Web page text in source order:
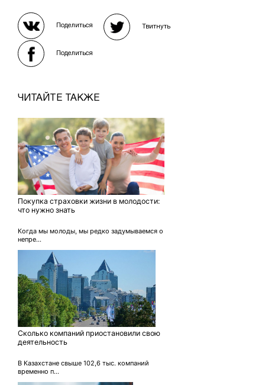
Поделиться Твитнуть
Поделиться
ЧИТАЙТЕ ТАКЖЕ
Покупка страховки жизни в молодости:
что нужно знать
Когда мы молоды, мы редко задумываемся о
непре...
Сколько компаний приостановили свою
деятельность
В Казахстане свыше 102,6 тыс. компаний
временно п...